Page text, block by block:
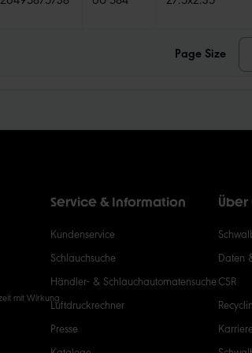
Page Size
mit Wirkung
Service & Information
Kundenservice
Schlauchsuche
Händler- & Schlauchautomatensuche
Luftdruckrechner
Presse
Über
Daten
CSR